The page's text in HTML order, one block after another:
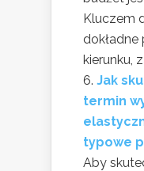
Kluczem
kierunku,
Jak
termin
typowe
Aby